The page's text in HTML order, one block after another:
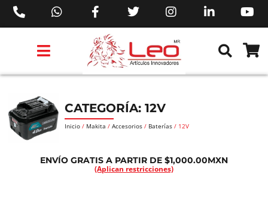
CATEGORÍA: 12V
Inicio / Makita / Accesorios / Baterías / 12V
ENVÍO GRATIS A PARTIR DE $1,000.00MXN
(Aplican restricciones)